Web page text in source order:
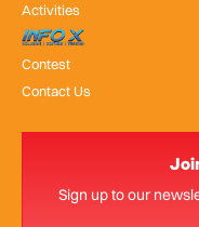
Activities
InfoX
Contest
Contact Us
Sign up to our